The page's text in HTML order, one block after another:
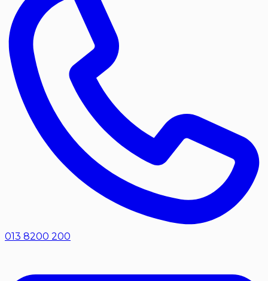
013 8200 200